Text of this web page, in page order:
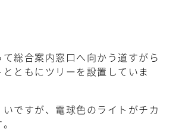
総合案内窓口へ向かう道すがら
ともにツリーを設置していま
ですが、電球色のライトがチカ